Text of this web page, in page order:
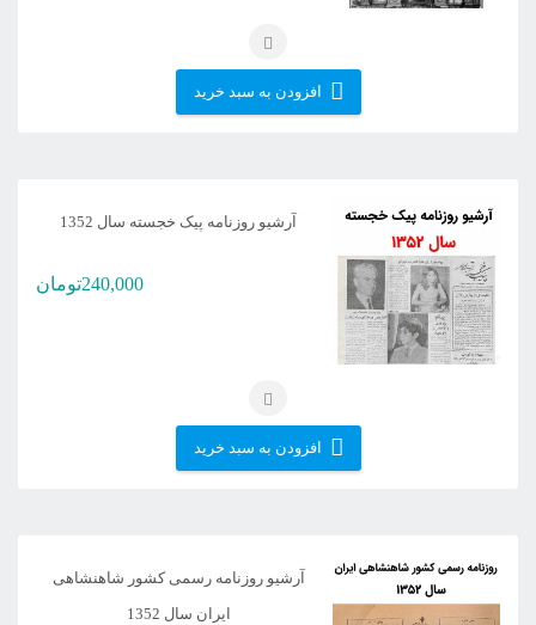
افزودن به سبد خرید
آرشیو روزنامه پیک خجسته سال 1352
240,000تومان
افزودن به سبد خرید
آرشیو روزنامه رسمی کشور شاهنشاهی
ایران سال 1352